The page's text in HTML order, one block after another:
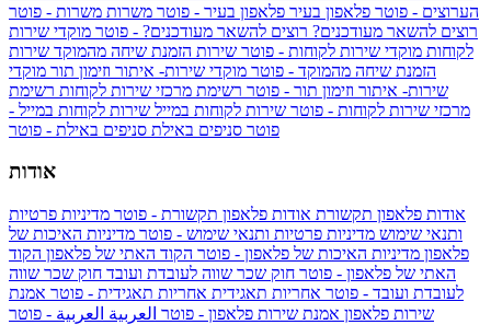
הערוצים - פוטר פלאפון בעיר פלאפון בעיר - פוטר משרות משרות - פוטר
רוצים להשאר מעודכנים? רוצים להשאר מעודכנים? - פוטר מוקדי שירות
לקוחות מוקדי שירות לקוחות - פוטר שירות הזמנת שיחה מהמוקד שירות
הזמנת שיחה מהמוקד - פוטר מוקדי שירות- איתור וזימון תור מוקדי
שירות- איתור וזימון תור - פוטר רשימת מרכזי שירות לקוחות רשימת
מרכזי שירות לקוחות - פוטר שירות לקוחות במייל שירות לקוחות במייל -
פוטר סניפים באילת סניפים באילת - פוטר
אודות
אודות פלאפון תקשורת אודות פלאפון תקשורת - פוטר מדיניות פרטיות
ותנאי שימוש מדיניות פרטיות ותנאי שימוש - פוטר מדיניות האיכות של
פלאפון מדיניות האיכות של פלאפון - פוטר הקוד האתי של פלאפון הקוד
האתי של פלאפון - פוטר חוק שכר שווה לעובדת ועובד חוק שכר שווה
לעובדת ועובד - פוטר אחריות תאגידית אחריות תאגידית - פוטר אמנת
שירות פלאפון אמנת שירות פלאפון - פוטר العربية العربية - פוטר